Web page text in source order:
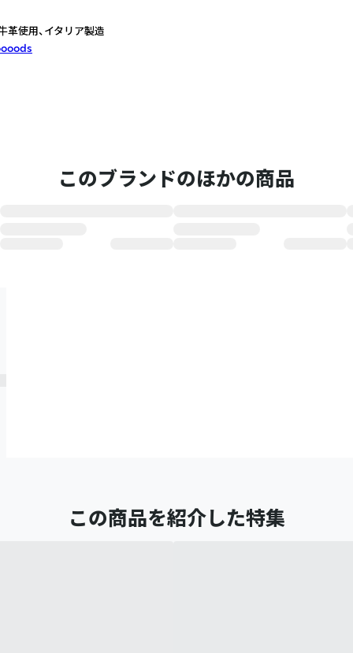
革使用、イタリア製造
このブランドのほかの商品
この商品を紹介した特集